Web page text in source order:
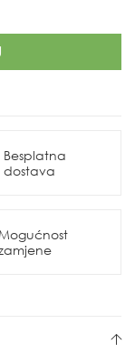
Besplatna
dostava
Mogućnost